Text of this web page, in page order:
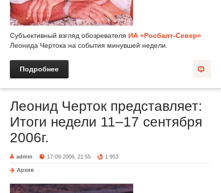
Субъективный взгляд обозревателя ИА «Росбалт-Север»
Леонида Чертока на события минувшей недели.
Подробнее
Леонид Черток представляет:
Итоги недели 11–17 сентября
2006г.
admin 17-09-2006, 21:55 1 953
Архив